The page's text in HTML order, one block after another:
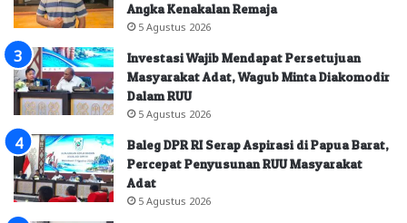
Angka Kenakalan Remaja
5 Agustus 2026
Investasi Wajib Mendapat Persetujuan
Masyarakat Adat, Wagub Minta Diakomodir
Dalam RUU
5 Agustus 2026
Baleg DPR RI Serap Aspirasi di Papua Barat,
Percepat Penyusunan RUU Masyarakat
Adat
5 Agustus 2026